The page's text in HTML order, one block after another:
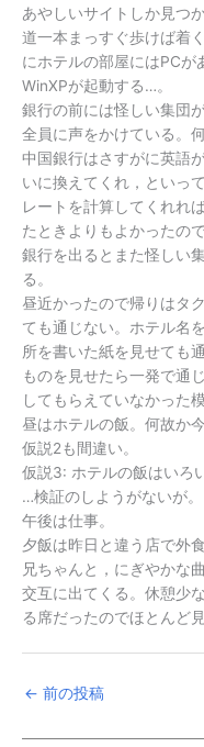
あやしいサイトしか見つ
道一本まっすぐ歩けば着
にホテルの部屋にはPCが
WinXPが起動する…。
銀行の前には怪しい集団
全員に声をかけている。
中国銀行はさすがに英語
いに換えてくれ，といっ
レートを計算してくれれ
たときよりもよかったの
銀行を出るとまた怪しい
る。
昼近かったので帰りはタ
ても通じない。ホテル名
所を書いた紙を見せても
ものを見せたら一発で通
してもらえていなかった
昼はホテルの飯。何故か
仮説2も間違い。
仮説3: ホテルの飯はいろ
…検証のしようがないが。
午後は仕事。
夕飯は昨日と違う店で外
兄ちゃんと，にぎやかな
交互に出てくる。休憩少
る席だったのでほとんど
← 前の投稿